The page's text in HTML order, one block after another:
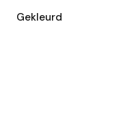
Gekleurd